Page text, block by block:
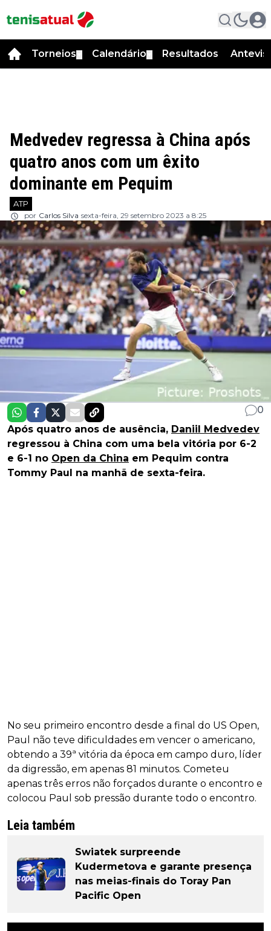
Torneios Calendário Resultados
Medvedev regressa à China após
quatro anos com um êxito
dominante em Pequim
ATP
por Carlos Silva sexta-feira, 29 setembro 2023 a 8:25
0
Após quatro anos de ausência, Daniil Medvedev
regressou à China com uma bela vitória por 6-2
e 6-1 no Open da China em Pequim contra
Tommy Paul na manhã de sexta-feira.
No seu primeiro encontro desde a final do US Open,
Paul não teve dificuldades em vencer o americano,
obtendo a 39ª vitória da época em campo duro, líder
da digressão, em apenas 81 minutos. Cometeu
apenas três erros não forçados durante o encontro e
colocou Paul sob pressão durante todo o encontro.
Leia também
Swiatek surpreende
Kudermetova e garante presença
nas meias-finais do Toray Pan
Pacific Open